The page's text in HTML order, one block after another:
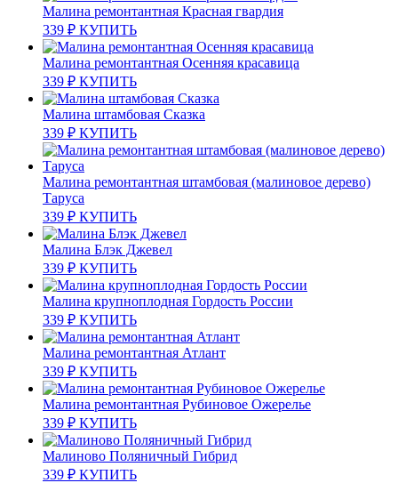
Малина ремонтантная Красная гвардия
339 ₽ КУПИТЬ
Малина ремонтантная Осенняя красавица
339 ₽ КУПИТЬ
Малина штамбовая Сказка
339 ₽ КУПИТЬ
Малина ремонтантная штамбовая (малиновое дерево)
Таруса
339 ₽ КУПИТЬ
Малина Блэк Джевел
339 ₽ КУПИТЬ
Малина крупноплодная Гордость России
339 ₽ КУПИТЬ
Малина ремонтантная Атлант
339 ₽ КУПИТЬ
Малина ремонтантная Рубиновое Ожерелье
339 ₽ КУПИТЬ
Малиново Поляничный Гибрид
339 ₽ КУПИТЬ